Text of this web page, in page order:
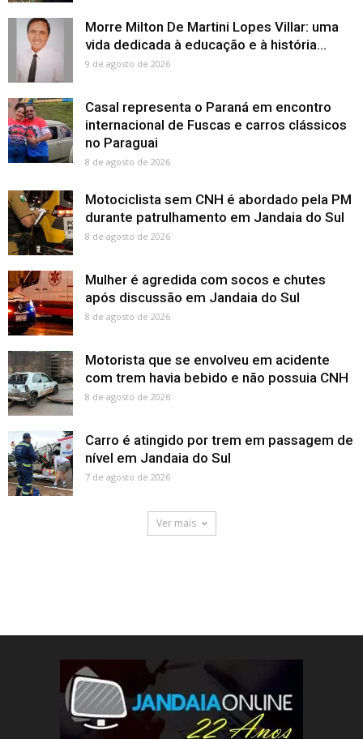
Morre Milton De Martini Lopes Villar: uma
vida dedicada à educação e à história...
9 de agosto de 2026
Casal representa o Paraná em encontro
internacional de Fuscas e carros clássicos
no Paraguai
8 de agosto de 2026
Motociclista sem CNH é abordado pela PM
durante patrulhamento em Jandaia do Sul
8 de agosto de 2026
Mulher é agredida com socos e chutes
após discussão em Jandaia do Sul
8 de agosto de 2026
Motorista que se envolveu em acidente
com trem havia bebido e não possuia CNH
8 de agosto de 2026
Carro é atingido por trem em passagem de
nível em Jandaia do Sul
7 de agosto de 2026
Ver mais